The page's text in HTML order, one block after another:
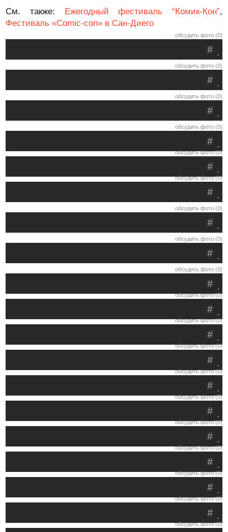
См. также: Ежегодный фестиваль “Комик-Кон”,
Фестиваль «Comic-con» в Сан-Диего
обсудить фото (0)
.
#
обсудить фото (0)
.
#
обсудить фото (0)
.
#
обсудить фото (0)
.
#
обсудить фото (0)
.
#
обсудить фото (0)
.
#
обсудить фото (0)
.
#
обсудить фото (0)
.
#
обсудить фото (0)
.
#
обсудить фото (0)
.
#
обсудить фото (0)
.
#
обсудить фото (0)
.
#
обсудить фото (0)
.
#
обсудить фото (0)
.
#
обсудить фото (0)
.
#
обсудить фото (0)
.
#
обсудить фото (0)
.
#
обсудить фото (0)
.
#
обсудить фото (0)